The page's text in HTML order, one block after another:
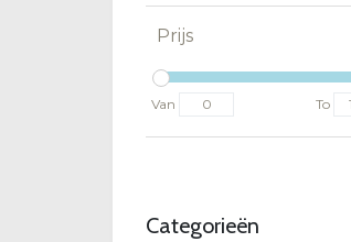
Prijs
Van To
Categorieën